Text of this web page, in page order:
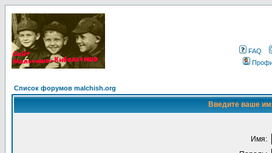
FAQ
Список форумов malchish.org
Введите ваше
Имя: